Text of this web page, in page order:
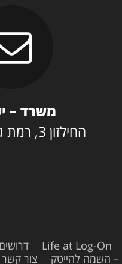
משרד –
החילזון 3, רמת גן 5252267
Life at Log-On
צור קשר